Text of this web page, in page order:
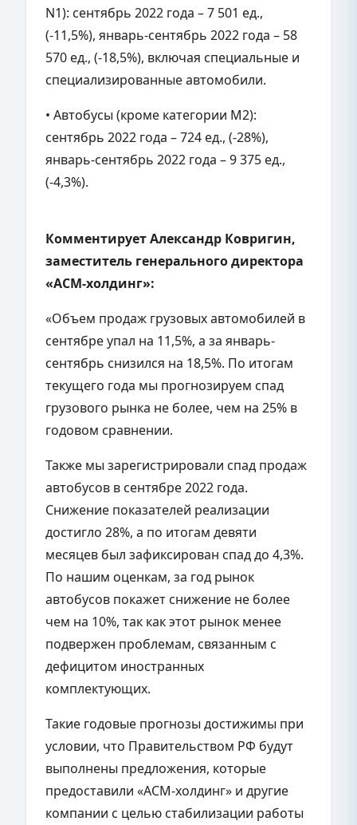
N1): сентябрь 2022 года – 7 501 ед.,
(-11,5%), январь-сентябрь 2022 года – 58
570 ед., (-18,5%), включая специальные и
специализированные автомобили.
• Автобусы (кроме категории М2):
сентябрь 2022 года – 724 ед., (-28%),
январь-сентябрь 2022 года – 9 375 ед.,
(-4,3%).
Комментирует Александр Ковригин,
заместитель генерального директора
«АСМ-холдинг»:
«Объем продаж грузовых автомобилей в
сентябре упал на 11,5%, а за январь-
сентябрь снизился на 18,5%. По итогам
текущего года мы прогнозируем спад
грузового рынка не более, чем на 25% в
годовом сравнении.
Также мы зарегистрировали спад продаж
автобусов в сентябре 2022 года.
Снижение показателей реализации
достигло 28%, а по итогам девяти
месяцев был зафиксирован спад до 4,3%.
По нашим оценкам, за год рынок
автобусов покажет снижение не более
чем на 10%, так как этот рынок менее
подвержен проблемам, связанным с
дефицитом иностранных
комплектующих.
Такие годовые прогнозы достижимы при
условии, что Правительством РФ будут
выполнены предложения, которые
предоставили «АСМ-холдинг» и другие
компании с целью стабилизации работы